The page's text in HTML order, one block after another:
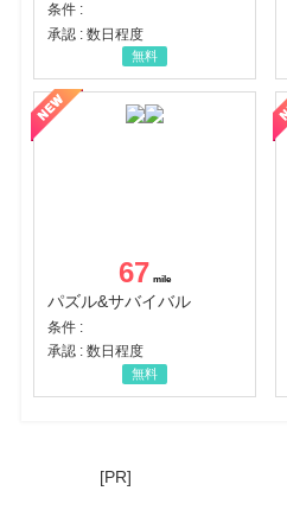
条件 :
承認 : 数日程度
無料
67
パズル&サバイバル
条件 :
承認 : 数日程度
無料
[PR]